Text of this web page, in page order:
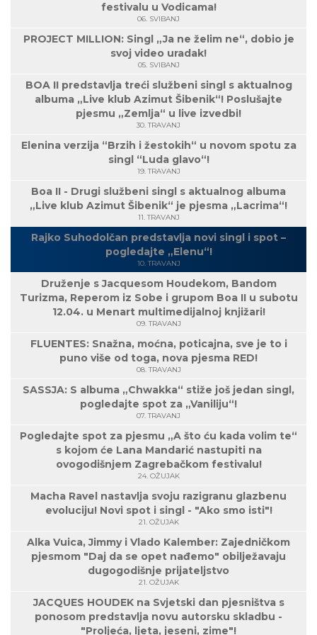
festivalu u Vodicama!
06. SVIBANJ
PROJECT MILLION: Singl „Ja ne želim ne“, dobio je
svoj video uradak!
05. SVIBANJ
BOA II predstavlja treći službeni singl s aktualnog
albuma „Live klub Azimut Šibenik“! Poslušajte
pjesmu „Zemlja“ u live izvedbi!
30. TRAVANJ
Elenina verzija “Brzih i žestokih“ u novom spotu za
singl “Luda glavo“!
19. TRAVANJ
Boa II - Drugi službeni singl s aktualnog albuma
„Live klub Azimut Šibenik“ je pjesma „Lacrima“!
11. TRAVANJ
Rajko Suhodolčan predstavlja novi singl i spot –
pogledajte „Elenu“!
10. TRAVANJ
Druženje s Jacquesom Houdekom, Bandom
Turizma, Reperom iz Sobe i grupom Boa II u subotu
12.04. u Menart multimedijalnoj knjižari!
09. TRAVANJ
FLUENTES: Snažna, moćna, poticajna, sve je to i
puno više od toga, nova pjesma RED!
08. TRAVANJ
SASSJA: S albuma „Chwakka“ stiže još jedan singl,
pogledajte spot za „Vaniliju“!
07. TRAVANJ
Pogledajte spot za pjesmu „A što ću kada volim te“
s kojom će Lana Mandarić nastupiti na
ovogodišnjem Zagrebačkom festivalu!
24. OŽUJAK
Macha Ravel nastavlja svoju razigranu glazbenu
evoluciju! Novi spot i singl - "Ako smo isti"!
21. OŽUJAK
Alka Vuica, Jimmy i Vlado Kalember: Zajedničkom
pjesmom "Daj da se opet nađemo" obilježavaju
dugogodišnje prijateljstvo
21. OŽUJAK
JACQUES HOUDEK na Svjetski dan pjesništva s
ponosom predstavlja novu autorsku skladbu -
"Proljeća, ljeta, jeseni, zime"!